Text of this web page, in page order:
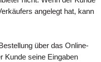
angelegt hat, kann
über das Online-
Kunde seine Eingaben